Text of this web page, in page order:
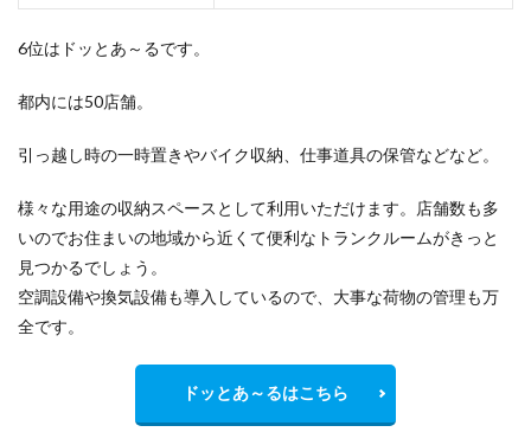
6位はドッとあ～るです。
都内には50店舗。
引っ越し時の一時置きやバイク収納、仕事道具の保管などなど。
様々な用途の収納スペースとして利用いただけます。店舗数も多
いのでお住まいの地域から近くて便利なトランクルームがきっと
見つかるでしょう。
空調設備や換気設備も導入しているので、大事な荷物の管理も万
全です。
ドッとあ～るはこちら